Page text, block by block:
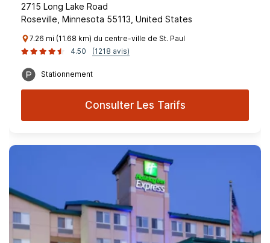
2715 Long Lake Road
Roseville, Minnesota 55113, United States
7.26 mi (11.68 km) du centre-ville de St. Paul
4.50
(1218 avis)
Stationnement
Consulter Les Tarifs